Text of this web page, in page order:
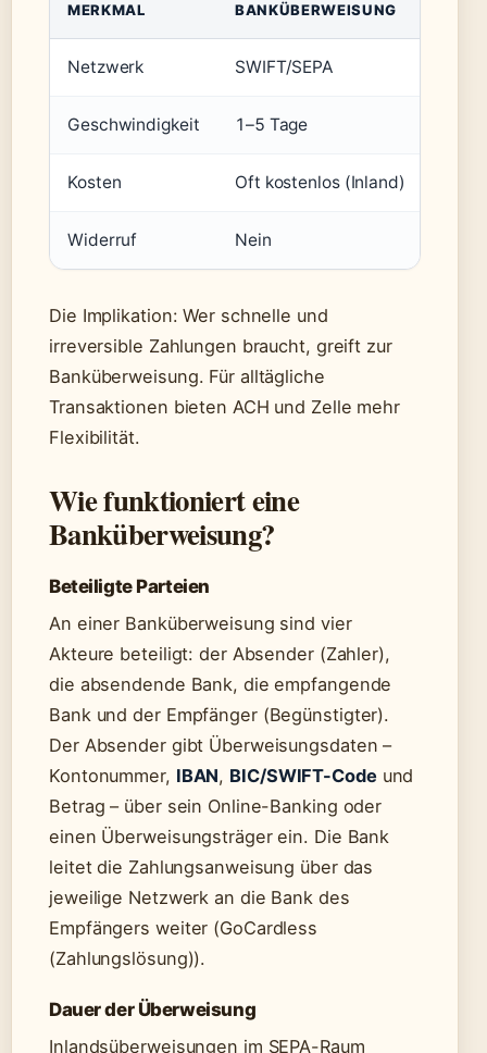
MERKMAL BANKÜBERWEISUNG
Netzwerk SWIFT/SEPA
Geschwindigkeit 1–5 Tage
Kosten Oft kostenlos (Inland)
Widerruf Nein
Die Implikation: Wer schnelle und
irreversible Zahlungen braucht, greift zur
Banküberweisung. Für alltägliche
Transaktionen bieten ACH und Zelle mehr
Flexibilität.
Wie funktioniert eine
Banküberweisung?
Beteiligte Parteien
An einer Banküberweisung sind vier
Akteure beteiligt: der Absender (Zahler),
die absendende Bank, die empfangende
Bank und der Empfänger (Begünstigter).
Der Absender gibt Überweisungsdaten –
Kontonummer, IBAN, BIC/SWIFT-Codeund
Betrag – über sein Online-Banking oder
einen Überweisungsträger ein. Die Bank
leitet die Zahlungsanweisung über das
jeweilige Netzwerk an die Bank des
Empfängers weiter (GoCardless
(Zahlungslösung)).
Dauer der Überweisung
Inlandsüberweisungen im SEPA-Raum